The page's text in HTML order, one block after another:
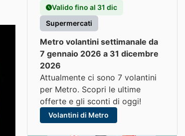
Valido fino al 31 dic
Supermercati
Metro volantini settimanale da
7 gennaio 2026 a 31 dicembre
2026
Attualmente ci sono 7 volantini
per Metro. Scopri le ultime
offerte e gli sconti di oggi!
Volantini di Metro